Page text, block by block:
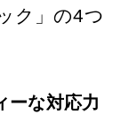
ク」の4つ
ーな対応力